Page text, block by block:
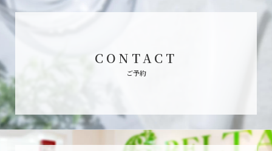
CONTACT
ご予約